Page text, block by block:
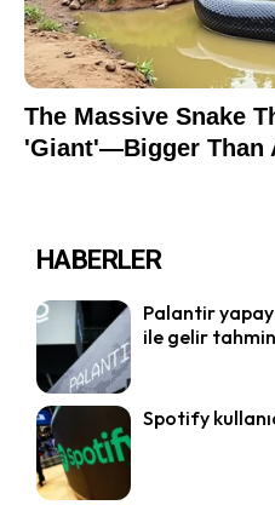
HABERLER
Palantir
ile gelir
Spotify